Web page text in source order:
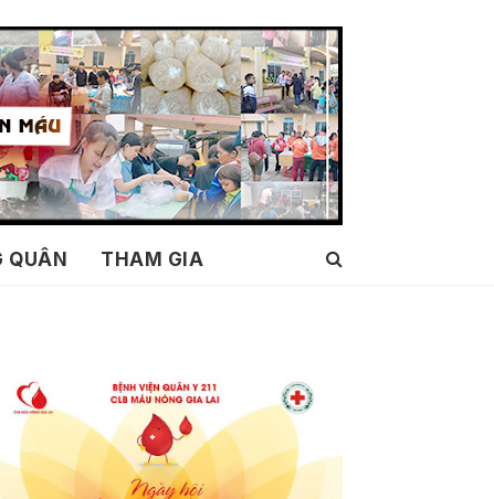
QUÂN THAM GIA